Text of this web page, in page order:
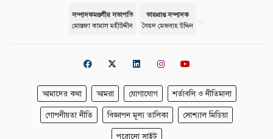
সম্পাদকমণ্ডলীর সভাপতি
মোস্তফা কামাল মহীউদ্দীন
ভারপ্রাপ্ত সম্পাদক
সৈয়দ মেজবাহ উদ্দিন
আমাদের কথা আমরা যোগাযোগ শর্তাবলি ও নীতিমালা
গোপনীয়তা নীতি বিজ্ঞাপন মূল্য তালিকা সোশ্যাল মিডিয়া
পুরোনো সাইট